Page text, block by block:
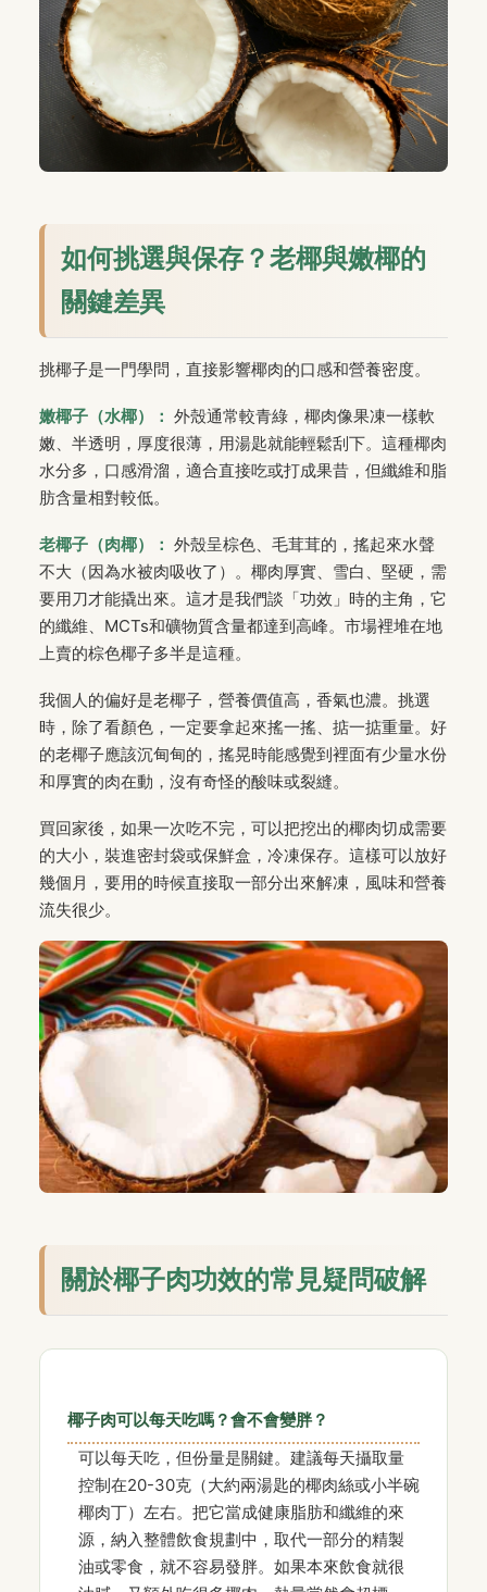
如何挑選與保存？老椰與嫩椰的
關鍵差異
挑椰子是一門學問，直接影響椰肉的口感和營養密度。
嫩椰子（水椰）： 外殼通常較青綠，椰肉像果凍一樣軟
嫩、半透明，厚度很薄，用湯匙就能輕鬆刮下。這種椰肉
水分多，口感滑溜，適合直接吃或打成果昔，但纖維和脂
肪含量相對較低。
老椰子（肉椰）： 外殼呈棕色、毛茸茸的，搖起來水聲
不大（因為水被肉吸收了）。椰肉厚實、雪白、堅硬，需
要用刀才能撬出來。這才是我們談「功效」時的主角，它
的纖維、MCTs和礦物質含量都達到高峰。市場裡堆在地
上賣的棕色椰子多半是這種。
我個人的偏好是老椰子，營養價值高，香氣也濃。挑選
時，除了看顏色，一定要拿起來搖一搖、掂一掂重量。好
的老椰子應該沉甸甸的，搖晃時能感覺到裡面有少量水份
和厚實的肉在動，沒有奇怪的酸味或裂縫。
買回家後，如果一次吃不完，可以把挖出的椰肉切成需要
的大小，裝進密封袋或保鮮盒，冷凍保存。這樣可以放好
幾個月，要用的時候直接取一部分出來解凍，風味和營養
流失很少。
關於椰子肉功效的常見疑問破解
椰子肉可以每天吃嗎？會不會變胖？
可以每天吃，但份量是關鍵。建議每天攝取量
控制在20-30克（大約兩湯匙的椰肉絲或小半碗
椰肉丁）左右。把它當成健康脂肪和纖維的來
源，納入整體飲食規劃中，取代一部分的精製
油或零食，就不容易發胖。如果本來飲食就很